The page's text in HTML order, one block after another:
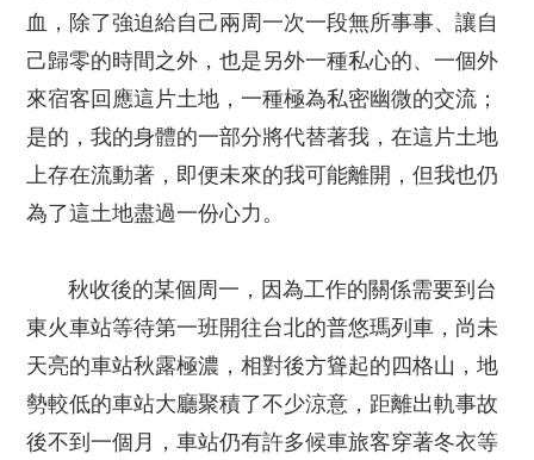
血，除了強迫給自己兩周一次一段無所事事、讓自
己歸零的時間之外，也是另外一種私心的、一個外
來宿客回應這片土地，一種極為私密幽微的交流；
是的，我的身體的一部分將代替著我，在這片土地
上存在流動著，即便未來的我可能離開，但我也仍
為了這土地盡過一份心力。
秋收後的某個周一，因為工作的關係需要到台
東火車站等待第一班開往台北的普悠瑪列車，尚未
天亮的車站秋露極濃，相對後方聳起的四格山，地
勢較低的車站大廳聚積了不少涼意，距離出軌事故
後不到一個月，車站仍有許多候車旅客穿著冬衣等